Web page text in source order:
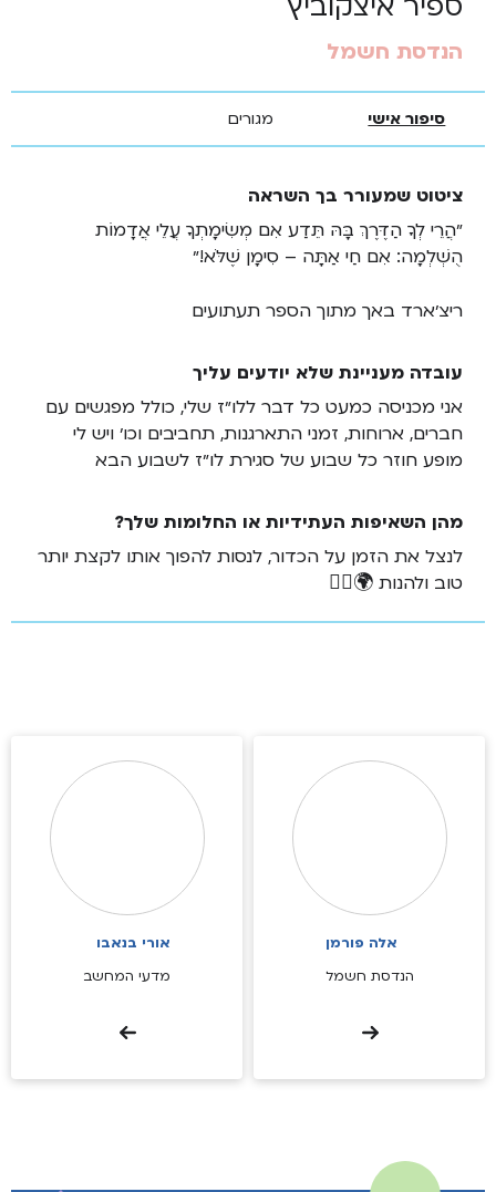
הנדסת חשמל
סיפור אישי מגורים
ציטוט שמעורר בך השראה
״הֲרֵי לְךָ הַדֶּרֶךְ בָּהּ תֵּדַע אִם מְשִׂימָתְךָ עֲלֵי אֲדָמוֹת
הֻשְׁלְמָה: אִם חַי אַתָּה – סִימָן שֶׁלֹּא!״
ריצ׳ארד באך מתוך הספר תעתועים
עובדה מעניינת שלא יודעים עליך
אני מכניסה כמעט כל דבר ללו״ז שלי, כולל מפגשים עם
חברים, ארוחות, זמני התארגנות, תחביבים וכו׳ ויש לי
מופע חוזר כל שבוע של סגירת לו״ז לשבוע הבא
מהן השאיפות העתידיות או החלומות שלך?
לנצל את הזמן על הכדור, לנסות להפוך אותו לקצת יותר
טוב ולהנות 🌍🤸‍♀️
אלה פורמן
הנדסת חשמל
אורי בנאבו
מדעי המחשב